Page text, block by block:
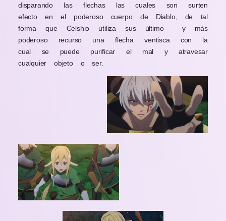
disparando las flechas las cuales son surten
efecto en el poderoso cuerpo de Diablo, de tal
forma que Celshio utiliza sus último y más
poderoso recurso una flecha ventisca con la
cual se puede purificar el mal y atravesar
cualquier objeto o ser.